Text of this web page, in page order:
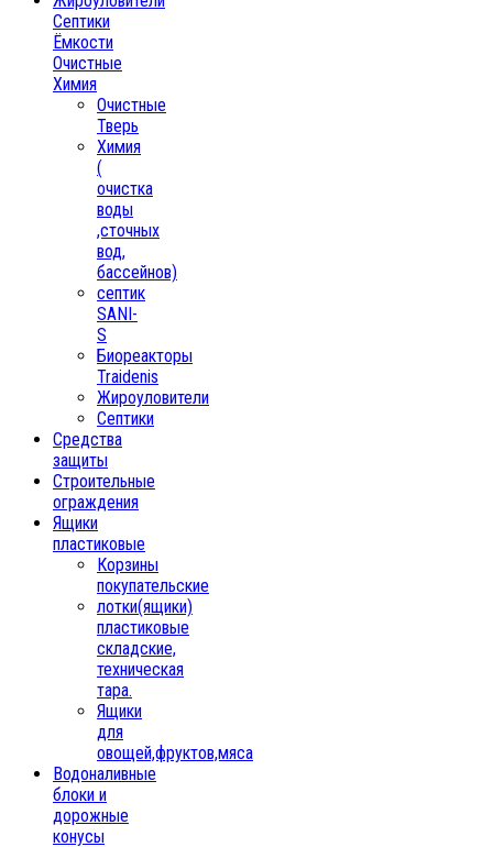
Септики
Ёмкости
Очистные
Химия
Очистные
Тверь
Химия
(
очистка
воды
,сточных
вод,
бассейнов)
септик
SANI-
S
Биореакторы
Traidenis
Жироуловители
Септики
Средства
защиты
Строительные
ограждения
Ящики
пластиковые
Корзины
покупательские
лотки(ящики)
пластиковые
складские,
техническая
тара.
Ящики
для
овощей,фруктов,мяса
Водоналивные
блоки и
дорожные
конусы